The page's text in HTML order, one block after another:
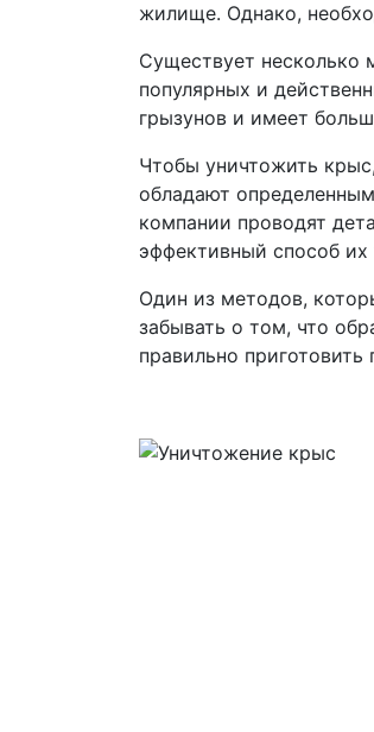
жилище. Однако,
Существует несколько
популярных и
грызунов и имеет
Чтобы уничтожить
обладают
компании проводят
эффективный способ их
Один из методов,
забывать о том, что
правильно